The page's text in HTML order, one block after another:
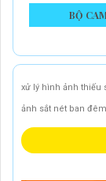
BỘ
xử lý hình ảnh thiếu
ảnh sắt nét ban